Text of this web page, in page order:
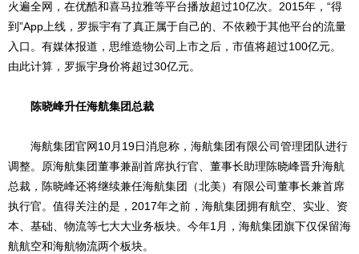
火遍全网，在优酷和喜马拉雅等平台播放超过10亿次。2015年，“得
到”App上线，罗振宇有了真正属于自己的、不依赖于其他平台的流量
入口。有媒体报道，思维造物公司上市之后，市值将超过100亿元。
由此计算，罗振宇身价将超过30亿元。
陈晓峰升任海航集团总裁
海航集团官网10月19日消息称，海航集团有限公司管理团队进行
调整。原海航集团董事兼副首席执行官、董事长助理陈晓峰晋升海航
总裁，陈晓峰还将继续兼任海航集团（北美）有限公司董事长兼首席
执行官。值得关注的是，2017年之前，海航集团拥有航空、实业、资
本、基础、物流等七大大业务板块。今年1月，海航集团旗下仅保留海
航航空和海航物流两个板块。